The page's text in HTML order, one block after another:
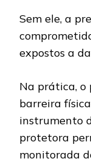
Sem ele, a
expostos a
Na prática, o
barreira
instrumento
protetora
monitorada